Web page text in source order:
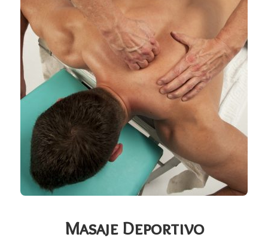
Masaje Deportivo